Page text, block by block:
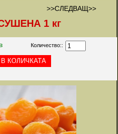
>>СЛЕДВАЩ>>
1 кг
Количество::